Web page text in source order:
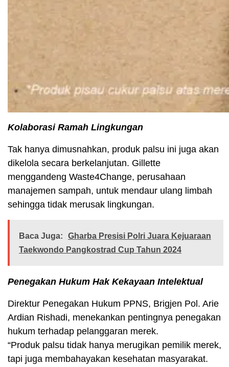
Kolaborasi Ramah Lingkungan
Tak hanya dimusnahkan, produk palsu ini juga akan
dikelola secara berkelanjutan. Gillette
menggandeng Waste4Change, perusahaan
manajemen sampah, untuk mendaur ulang limbah
sehingga tidak merusak lingkungan.
Baca Juga:
Gharba Presisi Polri Juara Kejuaraan
Taekwondo Pangkostrad Cup Tahun 2024
Penegakan Hukum Hak Kekayaan Intelektual
Direktur Penegakan Hukum PPNS, Brigjen Pol. Arie
Ardian Rishadi, menekankan pentingnya penegakan
hukum terhadap pelanggaran merek.
“Produk palsu tidak hanya merugikan pemilik merek,
tapi juga membahayakan kesehatan masyarakat.